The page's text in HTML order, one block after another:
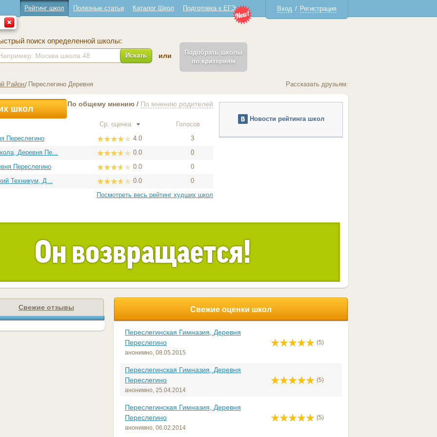
Вход / Регистрация
Рейтинг школ Полезные статьи Каталог Школ Подготовка к ЕГЭ
поиск определенной школы:
Искать или
Подобрать школы
по критериям
Район Переслегино Деревня Рассказать друзьям:
школ По общему мнению / По мнению родителей
Ср. оценка
Голосов
Переслегино
4.0
3
Деревня Пе...
0.0
0
Переслегино
0.0
0
Техникум, Д...
0.0
0
Посмотреть весь рейтинг худших школ
Новости рейтинга школ
Свежие отзывы Свежие оценки школ
Переслегинская Гимназия, Деревня
Переслегино
анонимно, 08.05.2015
(5)
Переслегинская Гимназия, Деревня
Переслегино
анонимно, 25.04.2014
(5)
Переслегинская Гимназия, Деревня
Переслегино
анонимно, 06.02.2014
(5)